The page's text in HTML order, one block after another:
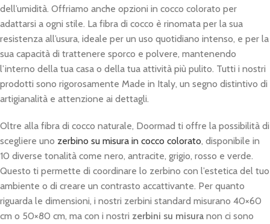
dell’umidità. Offriamo anche opzioni in cocco colorato per
adattarsi a ogni stile. La fibra di cocco è rinomata per la sua
resistenza all’usura, ideale per un uso quotidiano intenso, e per la
sua capacità di trattenere sporco e polvere, mantenendo
l’interno della tua casa o della tua attività più pulito. Tutti i nostri
prodotti sono rigorosamente Made in Italy, un segno distintivo di
artigianalità e attenzione ai dettagli.
Oltre alla fibra di cocco naturale, Doormad ti offre la possibilità di
scegliere uno zerbino su misura in cocco colorato, disponibile in
10 diverse tonalità come nero, antracite, grigio, rosso e verde.
Questo ti permette di coordinare lo zerbino con l’estetica del tuo
ambiente o di creare un contrasto accattivante. Per quanto
riguarda le dimensioni, i nostri zerbini standard misurano 40×60
cm o 50×80 cm, ma con i nostri zerbini su misura non ci sono